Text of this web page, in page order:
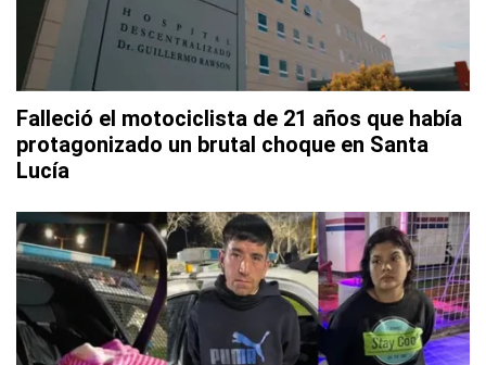
Falleció el motociclista de 21 años que había
protagonizado un brutal choque en Santa
Lucía